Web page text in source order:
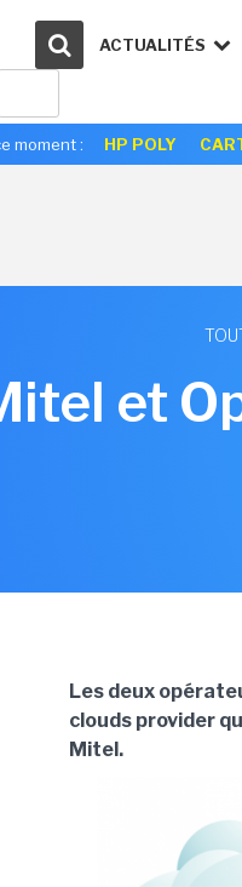
ACTUALITÉS
moment : HP POLY
et
Les deux
clouds provider
Mitel.